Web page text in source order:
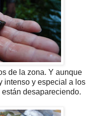
de la zona. Y aunque
intenso y especial a los
desapareciendo.